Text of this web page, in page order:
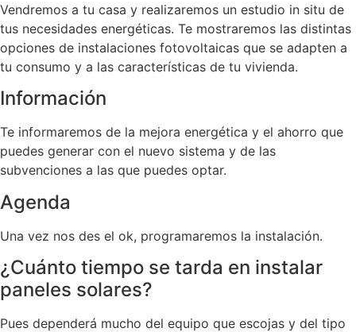
Vendremos a tu casa y realizaremos un estudio in situ de
tus necesidades energéticas. Te mostraremos las distintas
opciones de instalaciones fotovoltaicas que se adapten a
tu consumo y a las características de tu vivienda.
Información
Te informaremos de la mejora energética y el ahorro que
puedes generar con el nuevo sistema y de las
subvenciones a las que puedes optar.
Agenda
Una vez nos des el ok, programaremos la instalación.
¿Cuánto tiempo se tarda en instalar
paneles solares?
Pues dependerá mucho del equipo que escojas y del tipo